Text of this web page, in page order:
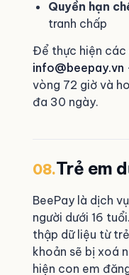
Quyền hạn
tranh chấp
Để thực hiện các
info@beepay.vn
vòng 72 giờ và
đa 30 ngày.
08.Trẻ em
BeePay là dịch
người dưới 16
thập dữ liệu từ
khoản sẽ bị xoá
hiện con em